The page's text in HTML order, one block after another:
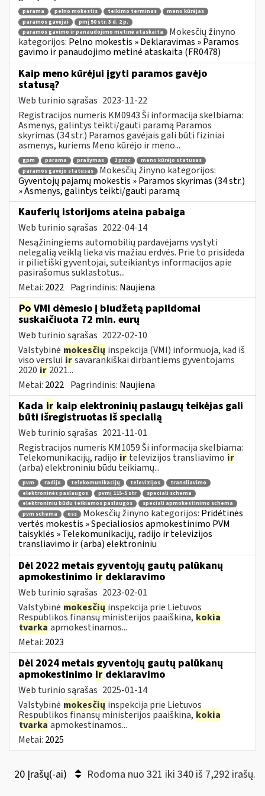
parama pelno mokestis teikimo terminas
meno kūrėjas
paramos gavėjai
pmį 50 str. 3 d. 2 p.
paramos gavimo ir panaudojimo metinė ataskaita
Mokesčių žinyno
kategorijos: Pelno mokestis » Deklaravimas » Paramos
gavimo ir panaudojimo metinė ataskaita (FR0478)
Kaip meno kūrėjui įgyti paramos gavėjo
statusą?
Web turinio sąrašas 2023-11-22
Registracijos numeris KM0943 Ši informacija skelbiama:
Asmenys, galintys teikti/gauti paramą Paramos
skyrimas (34 str.) Paramos gavėjais gali būti fiziniai
asmenys, kuriems Meno kūrėjo ir meno...
gpm parama prašymas 2 proc
meno kūrėjo statusas
paramos gavėjo statusas
Mokesčių žinyno kategorijos:
Gyventojų pajamų mokestis » Paramos skyrimas (34 str.)
» Asmenys, galintys teikti/gauti paramą
Kauferių istorijoms ateina pabaiga
Web turinio sąrašas 2022-04-14
Nesąžiningiems automobilių pardavėjams vystyti
nelegalią veiklą lieka vis mažiau erdvės. Prie to prisideda
ir pilietiški gyventojai, suteikiantys informacijos apie
pasirašomus suklastotus...
Metai: 2022 Pagrindinis: Naujiena
Po VMI dėmesio į biudžetą papildomai
suskaičiuota 72 mln. eurų
Web turinio sąrašas 2022-02-10
Valstybinė mokesčių inspekcija (VMI) informuoja, kad iš
viso versluiirsavarankiškai dirbantiems gyventojams
2020 ir 2021...
Metai: 2022 Pagrindinis: Naujiena
Kada ir kaip elektroninių paslaugų teikėjas gali
būti išregistruotas iš specialią
Web turinio sąrašas 2021-11-01
Registracijos numeris KM1059 Ši informacija skelbiama:
Telekomunikacijų, radijo ir televizijos transliavimo ir
(arba) elektroniniu būdu teikiamų...
pvm radijo telekomunikacijų televizijos
transliavimo
elektroninės paslaugos
pvmį 115-5 str
speciali schema
elektroniniu būdu teikiamos paslaugos
speciali apmokestinimo schema
pvm schema
oss Mokesčių žinyno kategorijos: Pridėtinės
vertės mokestis » Specialiosios apmokestinimo PVM
taisyklės » Telekomunikacijų, radijo ir televizijos
transliavimo ir (arba) elektroniniu
Dėl 2022 metais gyventojų gautų palūkanų
apmokestinimo ir deklaravimo
Web turinio sąrašas 2023-02-01
Valstybinė mokesčių inspekcija prie Lietuvos
Respublikos finansų ministerijos paaiškina, kokia
tvarka apmokestinamos...
Metai: 2023
Dėl 2024 metais gyventojų gautų palūkanų
apmokestinimo ir deklaravimo
Web turinio sąrašas 2025-01-14
Valstybinė mokesčių inspekcija prie Lietuvos
Respublikos finansų ministerijos paaiškina, kokia
tvarka apmokestinamos...
Metai: 2025
20 Įrašų(-ai) Rodoma nuo 321 iki 340 iš 7,292 irašų.